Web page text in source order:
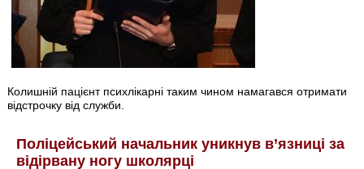
Колишній пацієнт психлікарні таким чином намагався отримати
відстрочку від служби.
Поліцейський начальник уникнув в’язниці за
відірвану ногу школярці